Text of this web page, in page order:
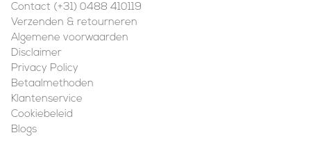
Contact (+31) 0488 410119
Verzenden & retourneren
Algemene voorwaarden
Disclaimer
Privacy Policy
Betaalmethoden
Klantenservice
Cookiebeleid
Blogs